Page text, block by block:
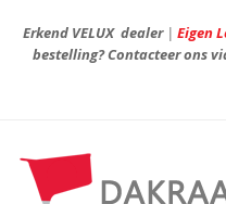
Erkend VELUX dealer| Eigen
bestelling? Contacteer ons